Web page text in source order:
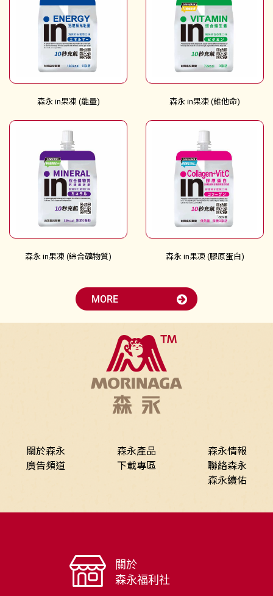
森永 in果凍 (能量) 森永 in果凍 (維他命)
森永 in果凍 (綜合礦物質) 森永 in果凍 (膠原蛋白)
關於森永 森永產品
森永情報
廣告頻道
下載專區
聯絡森永
森永續佑
關於
森永福利社